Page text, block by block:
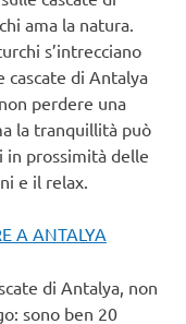
ama la natura.
s’intrecciano
cascate di Antalya
perdere una
la tranquillità può
prossimità delle
e il relax.
A ANTALYA
di Antalya, non
sono ben 20